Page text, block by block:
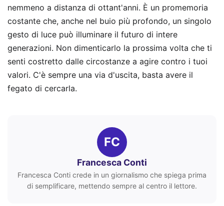
nemmeno a distanza di ottant'anni. È un promemoria
costante che, anche nel buio più profondo, un singolo
gesto di luce può illuminare il futuro di intere
generazioni. Non dimenticarlo la prossima volta che ti
senti costretto dalle circostanze a agire contro i tuoi
valori. C'è sempre una via d'uscita, basta avere il
fegato di cercarla.
FC
Francesca Conti
Francesca Conti crede in un giornalismo che spiega prima
di semplificare, mettendo sempre al centro il lettore.